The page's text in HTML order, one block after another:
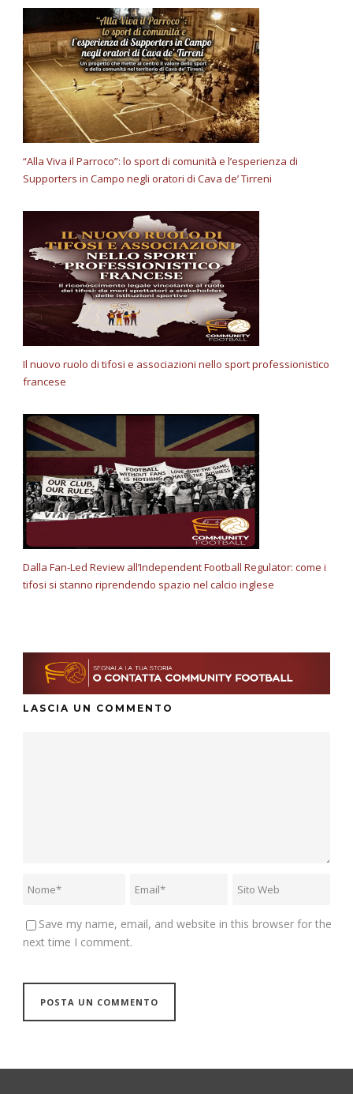
“Alla Viva il Parroco”: lo sport di comunità e l’esperienza di
Supporters in Campo negli oratori di Cava de’ Tirreni
Il nuovo ruolo di tifosi e associazioni nello sport professionistico
francese
Dalla Fan-Led Review all’Independent Football Regulator: come i
tifosi si stanno riprendendo spazio nel calcio inglese
LASCIA UN COMMENTO
Save my name, email, and website in this browser for the
next time I comment.